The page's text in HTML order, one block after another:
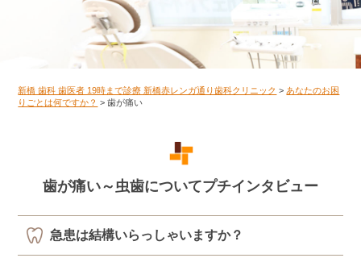
新橋 歯科 歯医者 19時まで診療 新橋赤レンガ通り歯科クリニック > あなたのお困
りごとは何ですか？ >歯が痛い
歯が痛い～虫歯についてプチインタビュー
急患は結構いらっしゃいますか？